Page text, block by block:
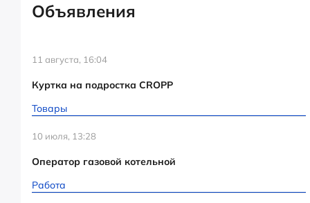
Объявления
11 августа, 16:04
Куртка на подростка CROPP
Товары
10 июля, 13:28
Оператор газовой котельной
Работа